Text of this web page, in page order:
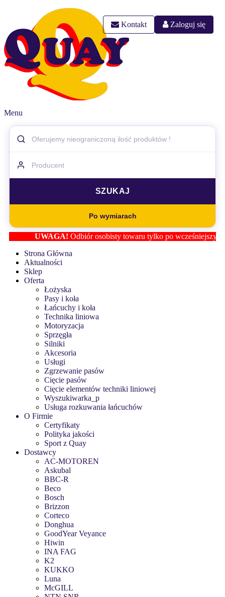
Kontakt Zaloguj się
Menu
Po wymiarach
UWAGA!Odbiór osobisty towaru tylko po wcześniejszym
Strona Główna
Aktualności
Sklep
Oferta
Łożyska
Pasy i koła
Łańcuchy i koła
Technika liniowa
Motoryzacja
Sprzęgła
Silniki
Akcesoria
Usługi
Zgrzewanie pasów
Cięcie pasów
Cięcie elementów techniki liniowej
Wyszukiwarka_p
Usługa rozkuwania łańcuchów
O Firmie
Certyfikaty
Polityka jakości
Sport z Quay
Dostawcy
AC-MOTOREN
Askubal
BBC-R
Beco
Bosch
Brizzon
Corteco
Donghua
GoodYear Veyance
Hiwin
INA FAG
K2
KUKKO
Luna
McGILL